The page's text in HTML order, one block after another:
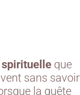
que
sans savoir
la quête